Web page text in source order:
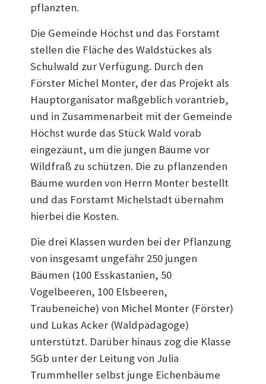
pflanzten.
Die Gemeinde Höchst und das Forstamt
stellen die Fläche des Waldstückes als
Schulwald zur Verfügung. Durch den
Förster Michel Monter, der das Projekt als
Hauptorganisator maßgeblich vorantrieb,
und in Zusammenarbeit mit der Gemeinde
Höchst wurde das Stück Wald vorab
eingezäunt, um die jungen Bäume vor
Wildfraß zu schützen. Die zu pflanzenden
Bäume wurden von Herrn Monter bestellt
und das Forstamt Michelstadt übernahm
hierbei die Kosten.
Die drei Klassen wurden bei der Pflanzung
von insgesamt ungefähr 250 jungen
Bäumen (100 Esskastanien, 50
Vogelbeeren, 100 Elsbeeren,
Traubeneiche) von Michel Monter (Förster)
und Lukas Acker (Waldpädagoge)
unterstützt. Darüber hinaus zog die Klasse
5Gb unter der Leitung von Julia
Trummheller selbst junge Eichenbäume